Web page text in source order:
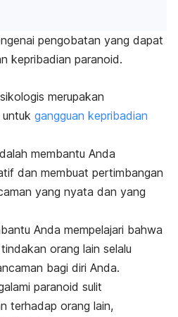
pengobatan yang dapat
kepribadian paranoid.
merupakan
gangguan kepribadian
membantu Anda
dan membuat pertimbangan
yang nyata dan yang
Anda mempelajari bahwa
orang lain selalu
bagi diri Anda.
paranoid sulit
terhadap orang lain,